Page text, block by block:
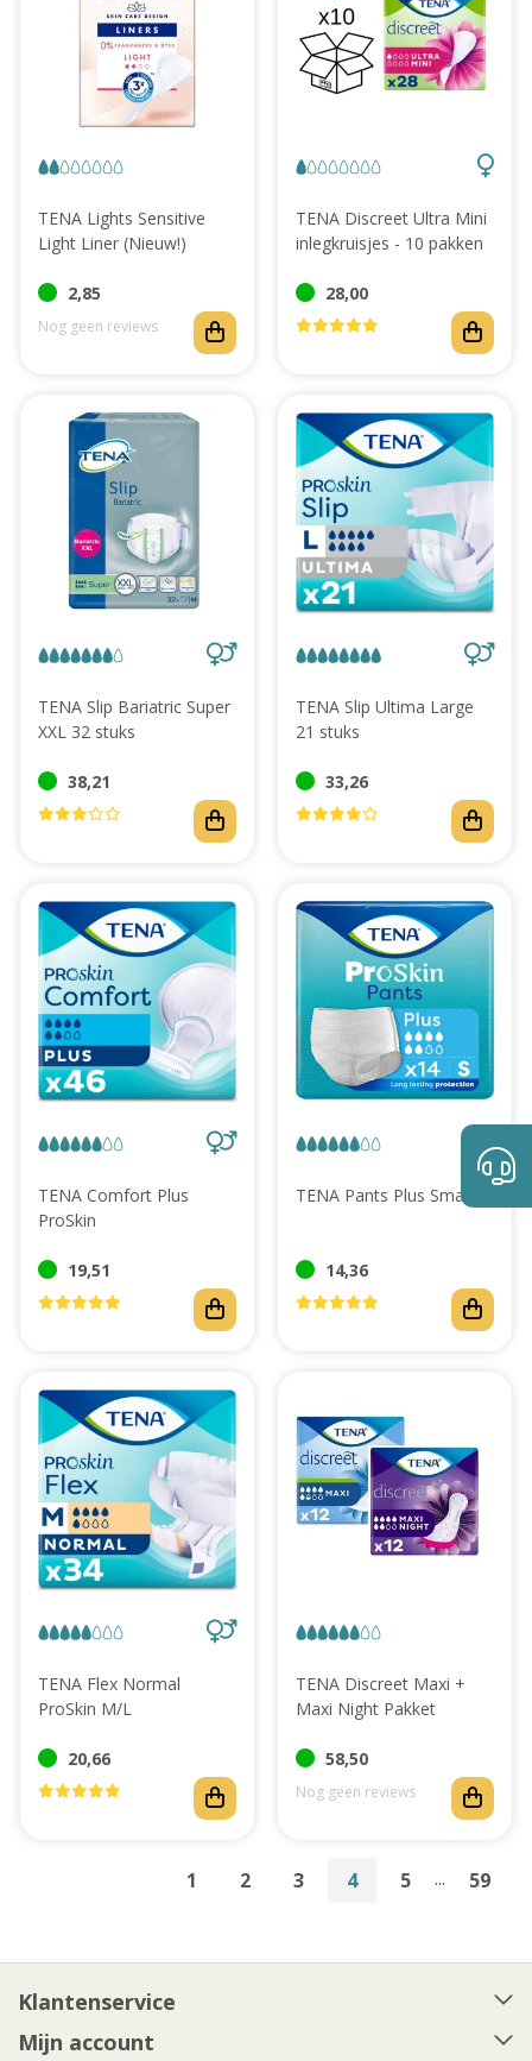
TENA Lights Sensitive
Light Liner (Nieuw!)
2,85
Nog geen reviews
TENA Discreet Ultra Mini
inlegkruisjes - 10 pakken
28,00
TENA Slip Bariatric Super
XXL 32 stuks
38,21
TENA Slip Ultima Large
21 stuks
33,26
TENA Comfort Plus
ProSkin
19,51
TENA Pants Plus Small
14,36
TENA Flex Normal
ProSkin M/L
20,66
TENA Discreet Maxi +
Maxi Night Pakket
58,50
Nog geen reviews
1 2 3 4 5 ... 59
Klantenservice
Mijn account